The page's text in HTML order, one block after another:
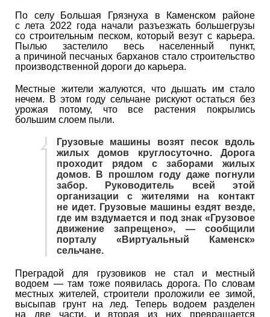
По селу Большая Грязнуха в Каменском районе
с лета 2022 года начали разъезжать большегрузы
со строительным песком, который везут с карьера.
Пылью застелило весь населенный пункт,
а причиной песчаных барханов стало строительство
производственной дороги до карьера.
Местные жители жалуются, что дышать им стало
нечем. В этом году сельчане рискуют остаться без
урожая потому, что все растения покрылись
большим слоем пыли.
Грузовые машины возят песок вдоль
жилых домов круглосуточно. Дорога
проходит рядом с заборами жилых
домов. В прошлом году даже погнули
забор. Руководитель всей этой
организации с жителями на контакт
не идет. Грузовые машины ездят везде,
где им вздумается и под знак «Грузовое
движение запрещено», — сообщили
порталу «Виртуальный Каменск»
сельчане.
Преградой для грузовиков не стал и местный
водоем — там тоже появилась дорога. По словам
местных жителей, строители проложили ее зимой,
высыпав грунт на лед. Теперь водоем разделен
на две части, и вторая из них превращается